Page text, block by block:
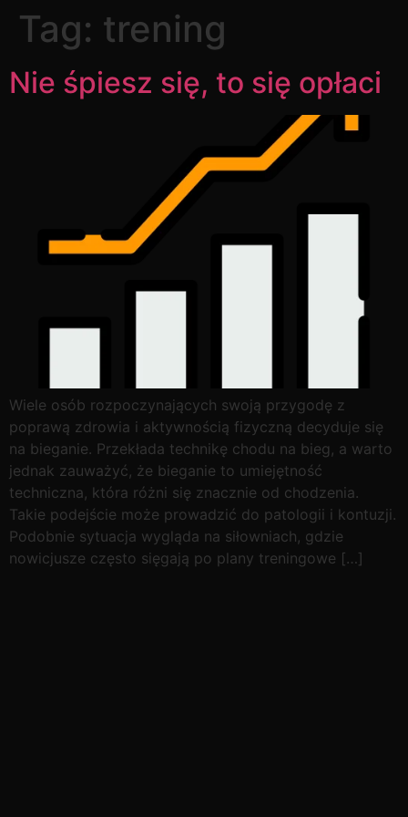
Tag: trening
Nie śpiesz się, to się opłaci
Wiele osób rozpoczynających swoją przygodę z
poprawą zdrowia i aktywnością fizyczną decyduje się
na bieganie. Przekłada technikę chodu na bieg, a warto
jednak zauważyć, że bieganie to umiejętność
techniczna, która różni się znacznie od chodzenia.
Takie podejście może prowadzić do patologii i kontuzji.
Podobnie sytuacja wygląda na siłowniach, gdzie
nowicjusze często sięgają po plany treningowe […]